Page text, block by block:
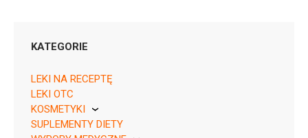
05909991561833 ¦ Rp ¦ 159584
KATEGORIE
LEKI NA RECEPTĘ
LEKI OTC
KOSMETYKI
Pierre Fabre
SUPLEMENTY DIETY